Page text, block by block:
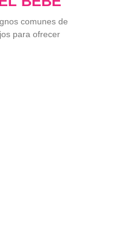
comunes de
para ofrecer